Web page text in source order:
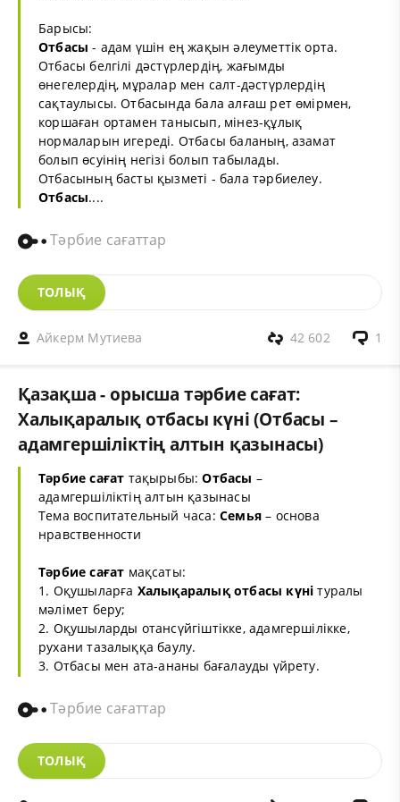
Барысы:
Отбасы - адам үшін ең жақын әлеуметтік орта.
Отбасы белгілі дәстүрлердің, жағымды
өнегелердің, мұралар мен салт-дәстүрлердің
сақтаулысы. Отбасында бала алғаш рет өмірмен,
коршаған ортамен танысып, мінез-құлық
нормаларын игереді. Отбасы баланың, азамат
болып өсуінің негізі болып табылады.
Отбасының басты қызметі - бала тәрбиелеу.
Отбасы....
Тәрбие сағаттар
ТОЛЫҚ
Айкерм Мутиева 1
42 602
Қазақша - орысша тәрбие сағат:
Халықаралық отбасы күні (Отбасы –
адамгершіліктің алтын қазынасы)
Тәрбие сағат тақырыбы:Отбасы –
адамгершіліктің алтын қазынасы
Тема воспитательный часа: Семья– основа
нравственности
Тәрбие сағат мақсаты:
1. Оқушыларға Халықаралық отбасы күні туралы
мәлімет беру;
2. Оқушыларды отансүйгіштікке, адамгершілікке,
рухани тазалыққа баулу.
3. Отбасы мен ата-ананы бағалауды үйрету.
Тәрбие сағаттар
ТОЛЫҚ